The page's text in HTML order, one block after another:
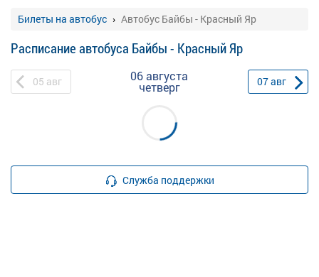
Билеты на автобус Автобус Байбы - Красный Яр
Расписание автобуса Байбы - Красный Яр
05 авг 06 августа
четверг 07авг
Служба поддержки